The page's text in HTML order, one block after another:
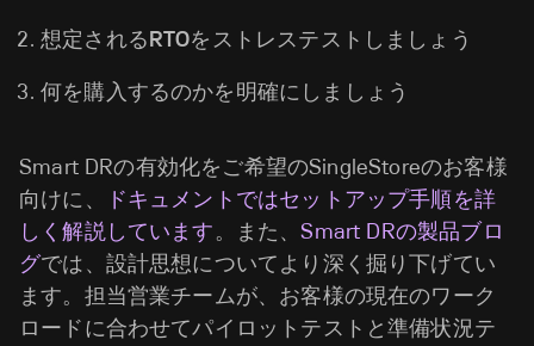
想定されるRTOをストレステストしましょう
何を購入するのかを明確にしましょう
Smart DRの有効化をご希望のSingleStoreのお客様
向けに、
ドキュメントではセットアップ手順を詳
しく解説しています。また、Smart DRの製品ブロ
グでは、設計思想についてより深く掘り下げてい
ます。担当営業チームが、お客様の現在のワーク
ロードに合わせてパイロットテストと準備状況テ